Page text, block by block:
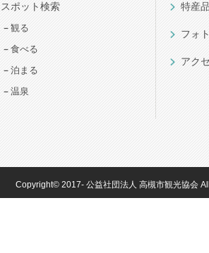
スポット検索
観る
食べる
泊まる
温泉
特産品
フォ
アク
Copyright© 2017- 公益社団法人 高槻市観光協会